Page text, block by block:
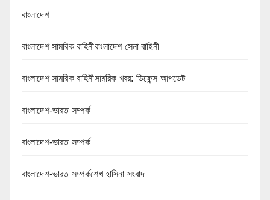
বাংলাদেশ
বাংলাদেশ সামরিক বাহিনীবাংলাদেশ সেনা বাহিনী
বাংলাদেশ সামরিক বাহিনীসামরিক খবর: ডিফেন্স আপডেট
বাংলাদেশ-ভারত সম্পর্ক
বাংলাদেশ-ভারত সম্পর্ক
বাংলাদেশ-ভারত সম্পর্কশেখ হাসিনা সংবাদ